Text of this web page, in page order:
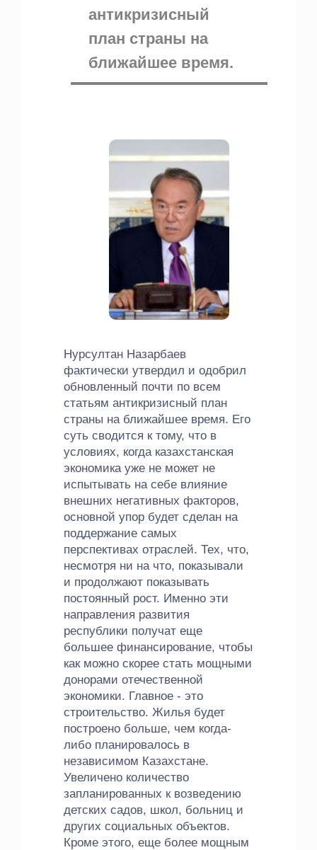
антикризисный
план страны на
ближайшее время.
Нурсултан Назарбаев
фактически утвердил и одобрил
обновленный почти по всем
статьям антикризисный план
страны на ближайшее время. Его
суть сводится к тому, что в
условиях, когда казахстанская
экономика уже не может не
испытывать на себе влияние
внешних негативных факторов,
основной упор будет сделан на
поддержание самых
перспективах отраслей. Тех, что,
несмотря ни на что, показывали
и продолжают показывать
постоянный рост. Именно эти
направления развития
республики получат еще
большее финансирование, чтобы
как можно скорее стать мощными
донорами отечественной
экономики. Главное - это
строительство. Жилья будет
построено больше, чем когда-
либо планировалось в
независимом Казахстане.
Увеличено количество
запланированных к возведению
детских садов, школ, больниц и
других социальных объектов.
Кроме этого, еще более мощным